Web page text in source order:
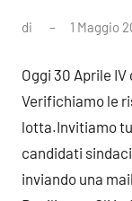
di 1 Maggio
Oggi 30 Aprile
Verifichiamo le
lotta.Invitiamo
candidati
inviando una